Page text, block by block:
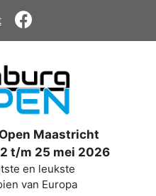
Maastricht
t/m 25 mei 2026
en leukste
van Europa